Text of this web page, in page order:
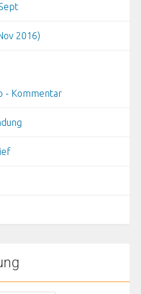
2016)
- Kommentar